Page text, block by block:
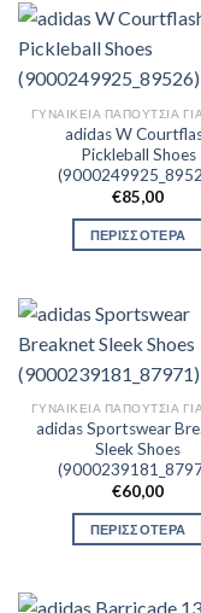
ΓΥΝΑΙΚΕΊΑ ΠΑΠΟΎΤΣΙΑ
adidas W
Pickleball Shoes
€85,00
ΠΕΡΙΣΣΟΤΕΡΑ
ΓΥΝΑΙΚΕΊΑ ΠΑΠΟΎΤΣΙΑ
adidas Sportswear
Sleek Shoes
€60,00
ΠΕΡΙΣΣΟΤΕΡΑ